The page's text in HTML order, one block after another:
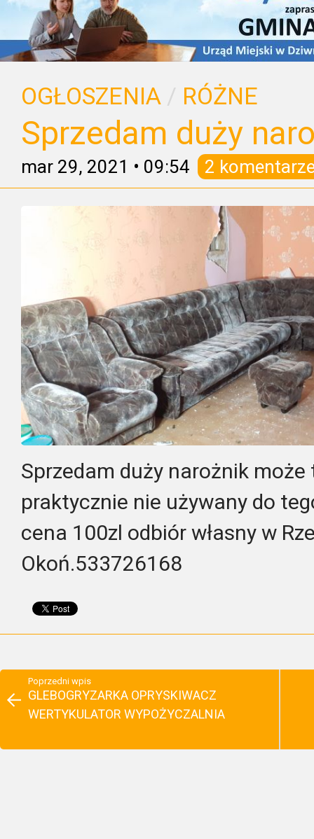
OGŁOSZENIA / RÓŻNE
Sprzedam duży
mar 29, 2021 • 09:54 2
Sprzedam duży narożnik
praktycznie nie używany do
cena 100zl odbiór własny w
Okoń.533726168
Poprzedni wpis
GLEBOGRYZARKA OPRYSKIWACZ
WERTYKULATOR WYPOŻYCZALNIA